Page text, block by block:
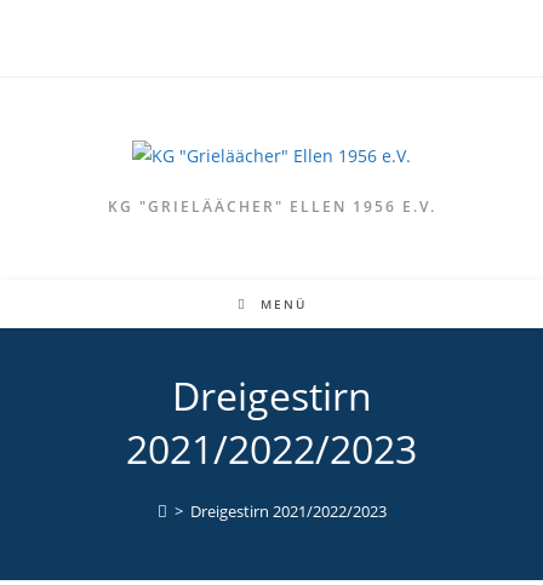
KG "GRIELÄÄCHER" ELLEN 1956 E.V.
MENÜ
Dreigestirn
2021/2022/2023
> Dreigestirn 2021/2022/2023